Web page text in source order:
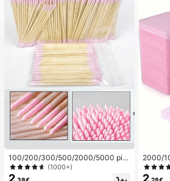
100/200/300/500/2000/5000 pie
zas/20 piezas Palitos aplicadores d
e esmalte de uñas de doble extrem
(1000+)
2000/